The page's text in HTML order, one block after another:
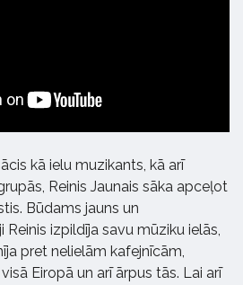
kā ielu muzikants, kā arī
Reinis Jaunais sāka apceļot
Būdams jauns un
izpildīja savu mūziku ielās,
pret nelielām kafejnīcām,
Eiropā un arī ārpus tās. Lai arī